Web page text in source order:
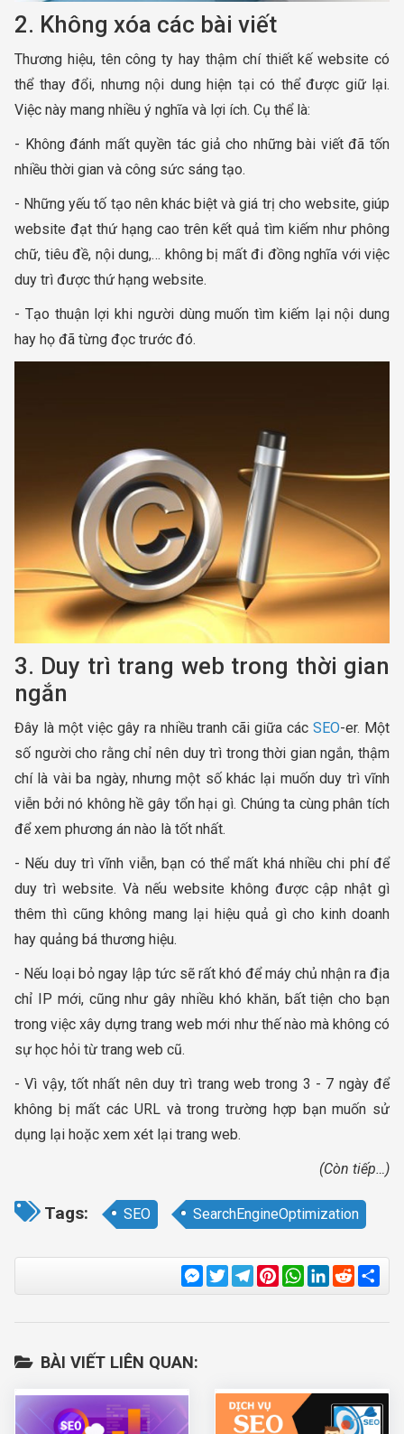
2. Không xóa các bài viết
Thương hiệu, tên công ty hay thậm chí thiết kế website có
thể thay đổi, nhưng nội dung hiện tại có thể được giữ lại.
Việc này mang nhiều ý nghĩa và lợi ích. Cụ thể là:
- Không đánh mất quyền tác giả cho những bài viết đã tốn
nhiều thời gian và công sức sáng tạo.
- Những yếu tố tạo nên khác biệt và giá trị cho website, giúp
website đạt thứ hạng cao trên kết quả tìm kiếm như phông
chữ, tiêu đề, nội dung,… không bị mất đi đồng nghĩa với việc
duy trì được thứ hạng website.
- Tạo thuận lợi khi người dùng muốn tìm kiếm lại nội dung
hay họ đã từng đọc trước đó.
3. Duy trì trang web trong thời gian
ngắn
Đây là một việc gây ra nhiều tranh cãi giữa cácSEO-er. Một
số người cho rằng chỉ nên duy trì trong thời gian ngắn, thậm
chí là vài ba ngày, nhưng một số khác lại muốn duy trì vĩnh
viễn bởi nó không hề gây tổn hại gì. Chúng ta cùng phân tích
để xem phương án nào là tốt nhất.
- Nếu duy trì vĩnh viễn, bạn có thể mất khá nhiều chi phí để
duy trì website. Và nếu website không được cập nhật gì
thêm thì cũng không mang lại hiệu quả gì cho kinh doanh
hay quảng bá thương hiệu.
- Nếu loại bỏ ngay lập tức sẽ rất khó để máy chủ nhận ra địa
chỉ IP mới, cũng như gây nhiều khó khăn, bất tiện cho bạn
trong việc xây dựng trang web mới như thế nào mà không có
sự học hỏi từ trang web cũ.
- Vì vậy, tốt nhất nên duy trì trang web trong 3 - 7 ngày để
không bị mất các URL và trong trường hợp bạn muốn sử
dụng lại hoặc xem xét lại trang web.
(Còn tiếp…)
Tags: SEO SearchEngineOptimization
Messenger
TwitterTelegram
Pinterest
WhatsApp
LinkedIn
Reddit
BÀI VIẾT LIÊN QUAN: